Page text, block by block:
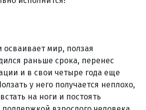
осваивает мир, ползая
раньше срока, перенес
и в свои четыре года еще
у него получается неплохо,
на ноги и постоять